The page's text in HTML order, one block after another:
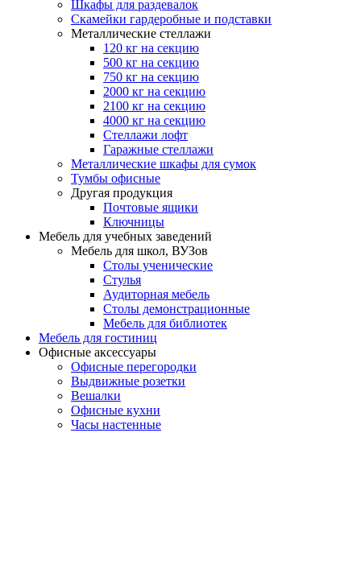
Шкафы для раздевалок
Скамейки гардеробные и подставки
Металлические стеллажи
120 кг на секцию
500 кг на секцию
750 кг на секцию
2000 кг на секцию
2100 кг на секцию
4000 кг на секцию
Стеллажи лофт
Гаражные стеллажи
Металлические шкафы для сумок
Тумбы офисные
Другая продукция
Почтовые ящики
Ключницы
Мебель для учебных заведений
Мебель для школ, ВУЗов
Столы ученические
Стулья
Аудиторная мебель
Столы демонстрационные
Мебель для библиотек
Мебель для гостиниц
Офисные аксессуары
Офисные перегородки
Выдвижные розетки
Вешалки
Офисные кухни
Часы настенные